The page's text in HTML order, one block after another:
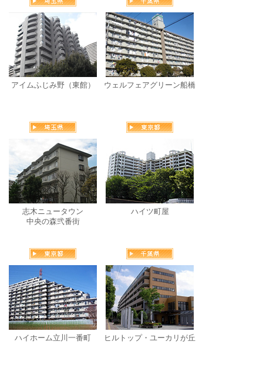
アイムふじみ野（東館） ウェルフェアグリーン船橋
志木ニュータウン
中央の森弐番街
ハイツ町屋
ハイホーム立川一番町 ヒルトップ・ユーカリが丘